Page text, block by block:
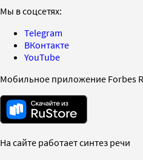
Мы в соцсетях:
Telegram
ВКонтакте
YouTube
Мобильное приложение Forbes
На сайте работает синтез речи